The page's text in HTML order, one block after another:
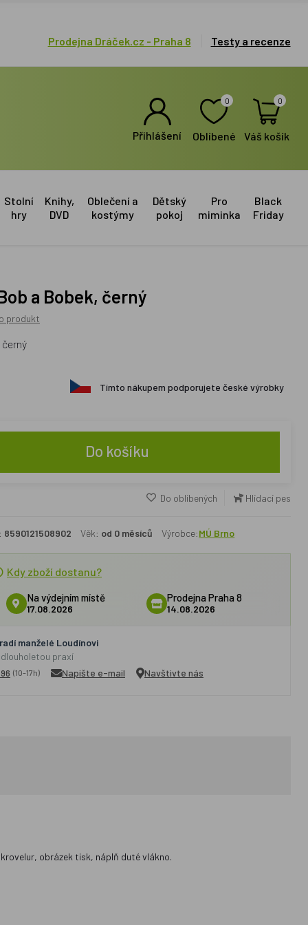
Prodejna Dráček.cz - Praha 8 Testy a recenze
Přihlášení
0
Oblíbené
0
Váš košík
Stolní
hry
Knihy,
DVD
Oblečení a
kostýmy
Dětský
pokoj
Pro
miminka
Black
Friday
a Bobek, černý
produkt
Tímto nákupem podporujete české výrobky
Do košíku
Do oblíbených Hlídací pes
8590121508902 Věk: od 0 měsíců Výrobce:MÚ Brno
Kdy zboží dostanu?
Na výdejním místě
17.08.2026
Prodejna Praha 8
14.08.2026
manželé Loudínovi
praxí
(10-17h) Napište e-mail Navštivte nás
obrázek tisk, náplň duté vlákno.